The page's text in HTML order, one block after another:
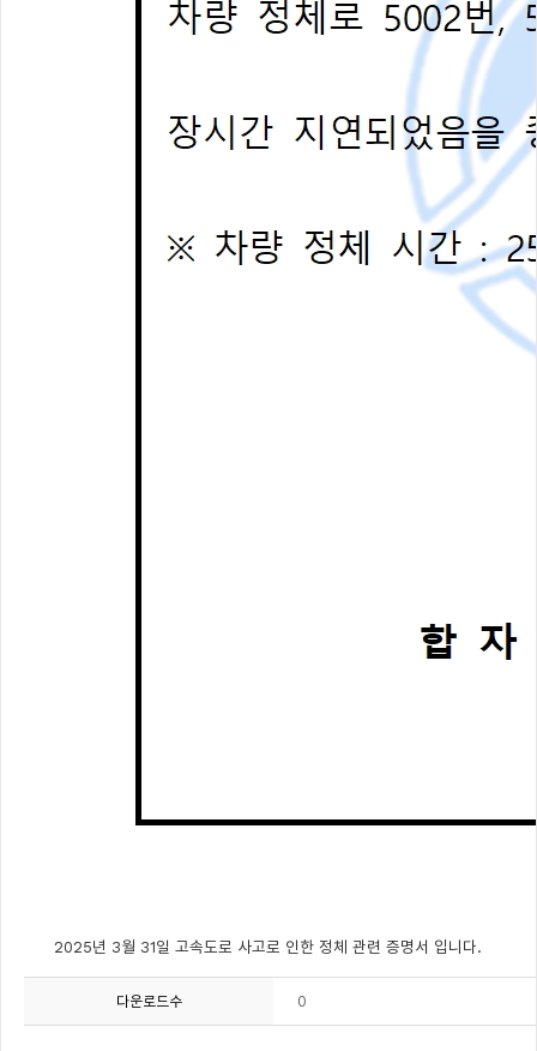
2025년 3월 31일 고속도로 사고로 인한 정체 관련 증명서 입니다.
다운로드수 0